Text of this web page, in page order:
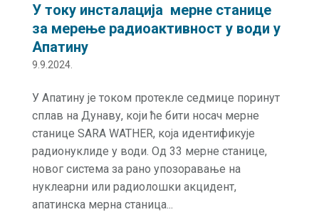
У току инсталација мерне станице
за мерење радиоактивност у води у
Апатину
9.9.2024.
У Апатину је током протекле седмице поринут
сплав на Дунаву, који ће бити носач мерне
станице SARA WATHER, која идентификује
радионуклидe у води. Од 33 мерне станице,
новог система за рано упозоравање на
нуклеарни или радиолошки акцидент,
апатинска мерна станица...